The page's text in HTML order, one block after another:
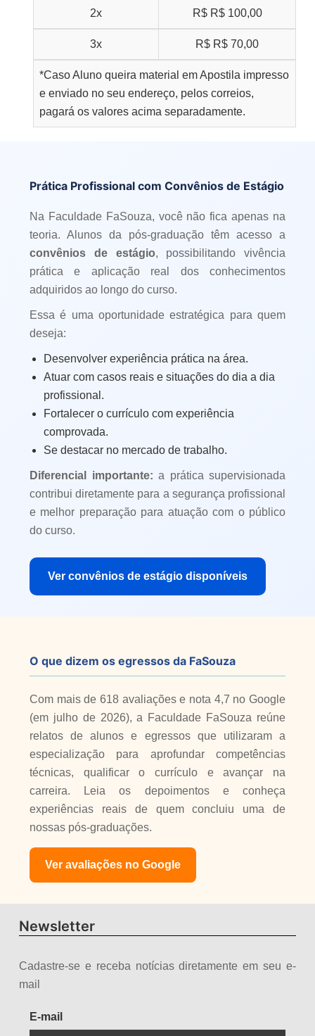
2x R$ R$ 100,00
3x R$ R$ 70,00
*Caso Aluno queira material em Apostila impresso
e enviado no seu endereço, pelos correios,
pagará os valores acima separadamente.
Prática Profissional com Convênios de Estágio
Na Faculdade FaSouza, você não fica apenas na
teoria. Alunos da pós-graduação têm acesso a
convênios de estágio, possibilitando vivência
prática e aplicação real dos conhecimentos
adquiridos ao longo do curso.
Essa é uma oportunidade estratégica para quem
deseja:
Desenvolver experiência prática na área.
Atuar com casos reais e situações do dia a dia
profissional.
Fortalecer o currículo com experiência
comprovada.
Se destacar no mercado de trabalho.
Diferencial importante: a prática supervisionada
contribui diretamente para a segurança profissional
e melhor preparação para atuação com o público
do curso.
Ver convênios de estágio disponíveis
O que dizem os egressos da FaSouza
Com mais de 618 avaliações e nota 4,7 no Google
(em julho de 2026), a Faculdade FaSouza reúne
relatos de alunos e egressos que utilizaram a
especialização para aprofundar competências
técnicas, qualificar o currículo e avançar na
carreira. Leia os depoimentos e conheça
experiências reais de quem concluiu uma de
nossas pós-graduações.
Ver avaliações no Google
Newsletter
Cadastre-se e receba notícias diretamente em seu e-
mail
E-mail